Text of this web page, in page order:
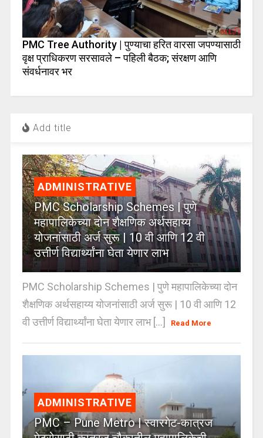
PMC Tree Authority | पुण्याचा हरित वारसा जपण्यासाठी
वृक्ष प्राधिकरण सरसावले – पहिली बैठक; संरक्षण आणि
संवर्धनावर भर
Add title
ADMINISTRATIVE
PMC Scholarship Schemes | पुणे
महापालिकेच्या दोन शैक्षणिक अर्थसहाय्य
योजनांसाठी अर्ज सुरू | 10 वी आणि 12 वी
उत्तीर्ण विद्यार्थ्यांना घेता येणार लाभ
PMC Scholarship Schemes | पुणे महापालिकेच्या दोन
शैक्षणिक अर्थसहाय्य योजनांसाठी अर्ज सुरू | 10 वी आणि 12
वी उत्तीर्ण विद्यार्थ्यांना घेता येणार लाभ [...]
Read More
ADMINISTRATIVE
PMC – Pune Metro | स्वारगेट-कात्रज